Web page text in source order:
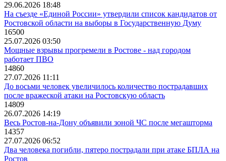
29.06.2026 18:48
На съезде «Единой России» утвердили список кандидатов от
Ростовской области на выборы в Государственную Думу
16500
25.07.2026 03:50
Мощные взрывы прогремели в Ростове - над городом
работает ПВО
14860
27.07.2026 11:11
До восьми человек увеличилось количество пострадавших
после вражеской атаки на Ростовскую область
14809
26.07.2026 14:19
Весь Ростов-на-Дону объявили зоной ЧС после мегашторма
14357
27.07.2026 06:52
Два человека погибли, пятеро пострадали при атаке БПЛА на
Ростов